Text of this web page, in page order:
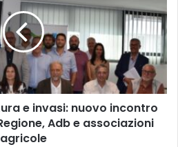
e invasi: nuovo incontro
Adb e associazioni
agricole